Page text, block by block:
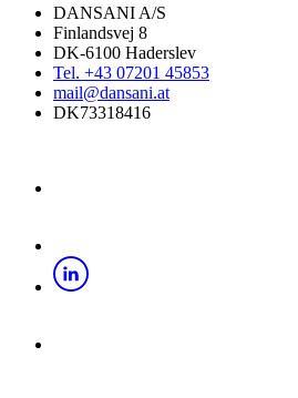
DANSANI A/S
Finlandsvej 8
DK-6100 Haderslev
Tel. +43 07201 45853
mail@dansani.at
DK73318416